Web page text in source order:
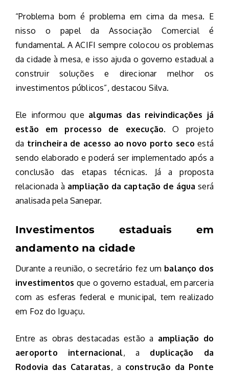
“Problema bom é problema em cima da mesa. E
nisso o papel da Associação Comercial é
fundamental. A ACIFI sempre colocou os problemas
da cidade à mesa, e isso ajuda o governo estadual a
construir soluções e direcionar melhor os
investimentos públicos”, destacou Silva.
Ele informou que algumas das reivindicações já
estão em processo de execução. O projeto
da trincheira de acesso ao novo porto seco está
sendo elaborado e poderá ser implementado após a
conclusão das etapas técnicas. Já a proposta
relacionada à ampliação da captação de água será
analisada pela Sanepar.
Investimentos estaduais em
andamento na cidade
Durante a reunião, o secretário fez um balanço dos
investimentos que o governo estadual, em parceria
com as esferas federal e municipal, tem realizado
em Foz do Iguaçu.
Entre as obras destacadas estão a ampliação do
aeroporto internacional, a duplicação da
Rodovia das Cataratas, a construção da Ponte